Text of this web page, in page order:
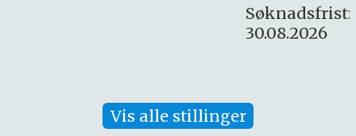
Vis alle stillinger